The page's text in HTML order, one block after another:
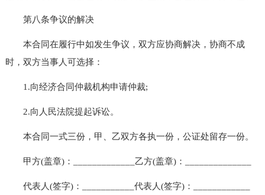
第八条争议的解决
本合同在履行中如发生争议，双方应协商解决，协商不成
时，双方当事人可选择：
1.向经济合同仲裁机构申请仲裁;
2.向人民法院提起诉讼。
本合同一式三份，甲、乙双方各执一份，公证处留存一份。
甲方(盖章)：_____________乙方(盖章)：______________
代表人(签字)：___________代表人(签字)：____________